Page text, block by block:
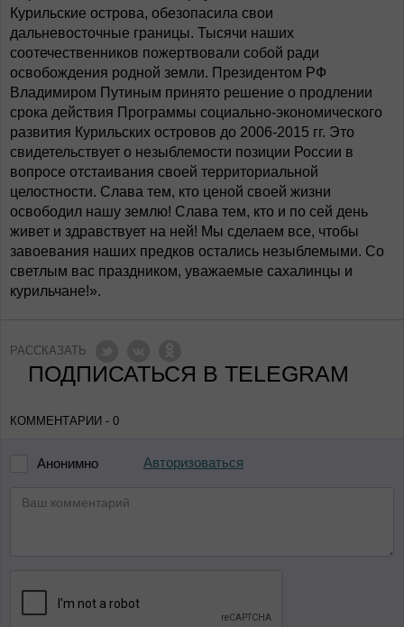
Курильские острова, обезопасила свои
дальневосточные границы. Тысячи наших
соотечественников пожертвовали собой ради
освобождения родной земли. Президентом РФ
Владимиром Путиным принято решение о продлении
срока действия Программы социально-экономического
развития Курильских островов до 2006-2015 гг. Это
свидетельствует о незыблемости позиции России в
вопросе отстаивания своей территориальной
целостности. Слава тем, кто ценой своей жизни
освободил нашу землю! Слава тем, кто и по сей день
живет и здравствует на ней! Мы сделаем все, чтобы
завоевания наших предков остались незыблемыми. Со
светлым вас праздником, уважаемые сахалинцы и
курильчане!».
РАССКАЗАТЬ
ПОДПИСАТЬСЯ В TELEGRAM
КОММЕНТАРИИ - 0
Анонимно Авторизоваться